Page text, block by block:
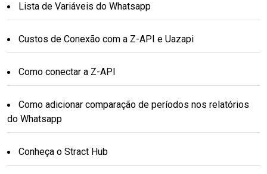
Lista de Variáveis do Whatsapp
Custos de Conexão com a Z-API e Uazapi
Como conectar a Z-API
Como adicionar comparação de períodos nos relatórios
do Whatsapp
Conheça o Stract Hub